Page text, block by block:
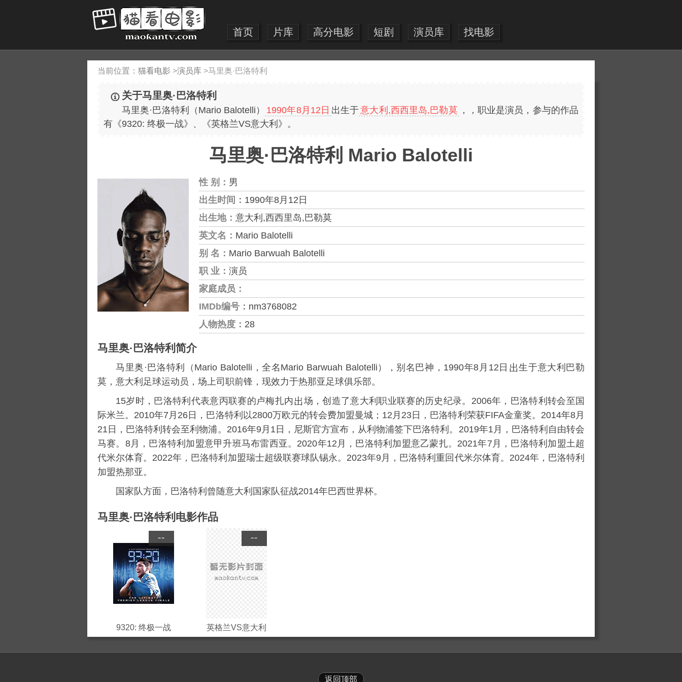
首页 片库 高分电影 短剧 演员库 找电影
当前位置： 猫看电影 >演员库 >马里奥·巴洛特利
关于马里奥·巴洛特利
马里奥·巴洛特利（Mario Balotelli） 1990年8月12日 出生于意大利,西西里岛,巴勒莫 ，，职业是演员，参与的作品
有《9320: 终极一战》、《英格兰VS意大利》。
马里奥·巴洛特利 Mario Balotelli
性 别： 男
出生时间： 1990年8月12日
出生地： 意大利,西西里岛,巴勒莫
英文名： Mario Balotelli
别 名： Mario Barwuah Balotelli
职 业： 演员
家庭成员：
IMDb编号： nm3768082
人物热度： 28
马里奥·巴洛特利简介
马里奥·巴洛特利（Mario Balotelli，全名Mario Barwuah Balotelli），别名巴神，1990年8月12日
生于意大利巴勒
莫，意大利足球运动员，场上司职前锋，现效力于热那亚足球俱乐部。
15岁时，巴洛特利代表意丙联赛的卢梅扎内
场，创造了意大利职业联赛的历史纪录。2006年，巴洛特利转会至国
际米兰。2010年7月26日，巴洛特利以2800万欧元的转会费加盟曼城；12月23日，巴洛特利荣获FIFA金童奖。2014年8月
21日，巴洛特利转会至利物浦。2016年9月1日，尼斯官方宣布，从利物浦签下巴洛特利。2019年1月，巴洛特利自由转会
马赛。8月，巴洛特利加盟意甲升班马布雷西亚。2020年12月，巴洛特利加盟意乙蒙扎。2021年7月，巴洛特利加盟土超
代米尔体育。2022年，巴洛特利加盟瑞士超级联赛球队锡永。2023年9月，巴洛特利重回代米尔体育。2024年，巴洛特利
加盟热那亚。
国家队方面，巴洛特利曾随意大利国家队征战2014年巴西世界杯。
马里奥·巴洛特利电影作品
--
9320: 终极一战
--
英格兰VS意大利
返回顶部